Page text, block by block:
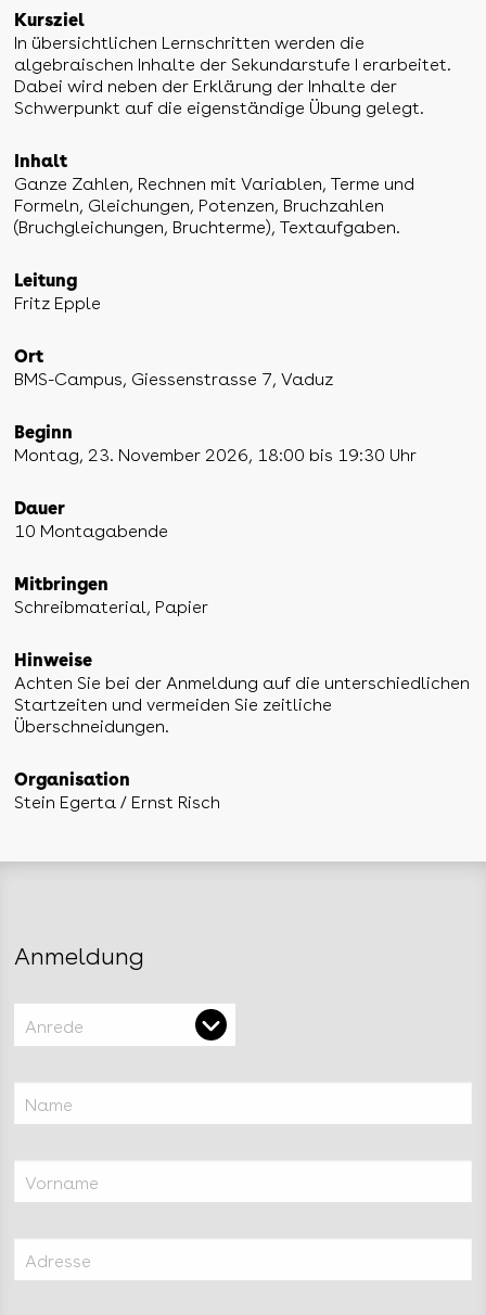
Kursziel
In übersichtlichen Lernschritten werden die
algebraischen Inhalte der Sekundarstufe I erarbeitet.
Dabei wird neben der Erklärung der Inhalte der
Schwerpunkt auf die eigenständige Übung gelegt.
Inhalt
Ganze Zahlen, Rechnen mit Variablen, Terme und
Formeln, Gleichungen, Potenzen, Bruchzahlen
(Bruchgleichungen, Bruchterme), Textaufgaben.
Leitung
Fritz Epple
Ort
BMS-Campus, Giessenstrasse 7, Vaduz
Beginn
Montag, 23. November 2026, 18:00 bis 19:30 Uhr
Dauer
10 Montagabende
Mitbringen
Schreibmaterial, Papier
Hinweise
Achten Sie bei der Anmeldung auf die unterschiedlichen
Startzeiten und vermeiden Sie zeitliche
Überschneidungen.
Organisation
Stein Egerta / Ernst Risch
Anmeldung
Anrede
Name
Vorname
Adresse